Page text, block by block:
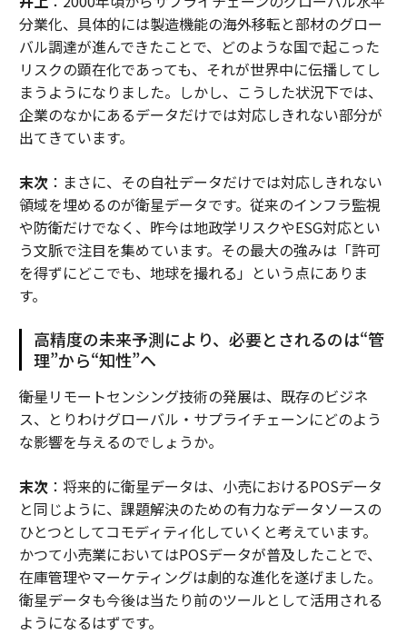
分業化、具体的には製造機能の海外移転と部材のグロー
バル調達が進んできたことで、どのような国で起こった
リスクの顕在化であっても、それが世界中に伝播してし
まうようになりました。しかし、こうした状況下では、
企業のなかにあるデータだけでは対応しきれない部分が
出てきています。
末次：まさに、その自社データだけでは対応しきれない
領域を埋めるのが衛星データです。従来のインフラ監視
や防衛だけでなく、昨今は地政学リスクやESG対応とい
う文脈で注目を集めています。その最大の強みは「許可
を得ずにどこでも、地球を撮れる」という点にありま
す。
高精度の未来予測により、必要とされるのは“管
理”から“知性”へ
――衛星リモートセンシング技術の発展は、既存のビジネ
ス、とりわけグローバル・サプライチェーンにどのよう
な影響を与えるのでしょうか。
末次：将来的に衛星データは、小売におけるPOSデータ
と同じように、課題解決のための有力なデータソースの
ひとつとしてコモディティ化していくと考えています。
かつて小売業においてはPOSデータが普及したことで、
在庫管理やマーケティングは劇的な進化を遂げました。
衛星データも今後は当たり前のツールとして活用される
ようになるはずです。